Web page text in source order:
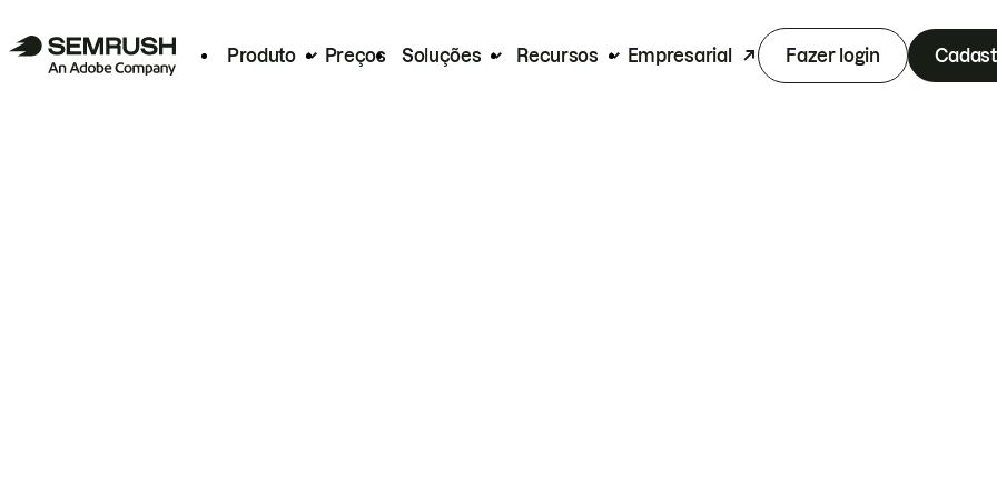
Produto Preços Soluções Recursos Empresarial Fazer login